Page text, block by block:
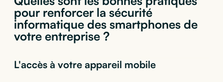
pour renforcer la sécurité
informatique des smartphones de
votre entreprise ?
L'accès à votre appareil mobile